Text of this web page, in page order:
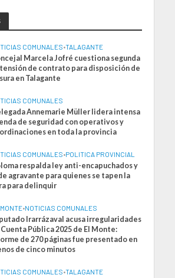
COMUNALES•TALAGANTE
Marcela Jofré cuestiona segunda
de contrato para disposición de
en Talagante
COMUNALES
Annemarie Müller lidera intensa
de seguridad con operativos y
en toda la provincia
COMUNALES•POLITICA PROVINCIAL
respalda ley anti-encapuchados y
agravante para quienes se tapen la
para delinquir
•NOTICIAS COMUNALES
Irarrázaval acusa irregularidades
Cuenta Pública 2025 de El Monte:
de 270 páginas fue presentado en
de cinco minutos
COMUNALES•TALAGANTE